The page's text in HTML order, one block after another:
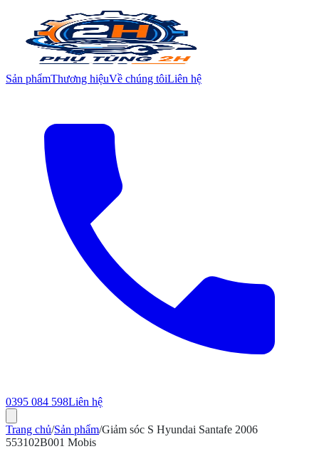
Sản phẩmThương hiệuVề chúng tôiLiên hệ
0395 084 598Liên hệ
Trang chủ/Sản phẩm/Giảm sóc S Hyundai Santafe 2006
553102B001 Mobis